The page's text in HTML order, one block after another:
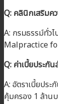
Q: คลินิกเสริมค
A: กรมธรรม์ทั่ว
Malpractice
Q: ค่าเบี้ยประกั
A: อัตราเบี้ยปร
คุ้มครอง 1 ล้าน